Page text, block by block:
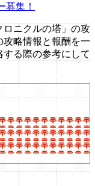
募集！
ロニクルの塔」の攻
略情報と報酬を一
る際の参考にして